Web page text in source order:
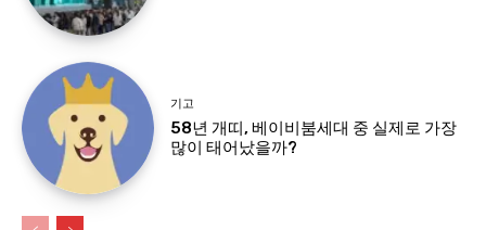
기고
58년 개띠, 베이비붐세대 중 실제로 가장
많이 태어났을까?